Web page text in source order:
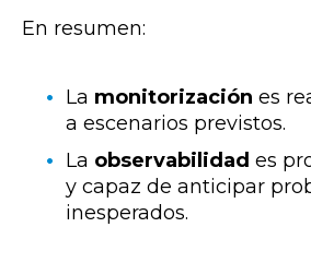
En resumen:
La monitorización es
a escenarios previstos.
La observabilidad es
y capaz de anticipar
inesperados.